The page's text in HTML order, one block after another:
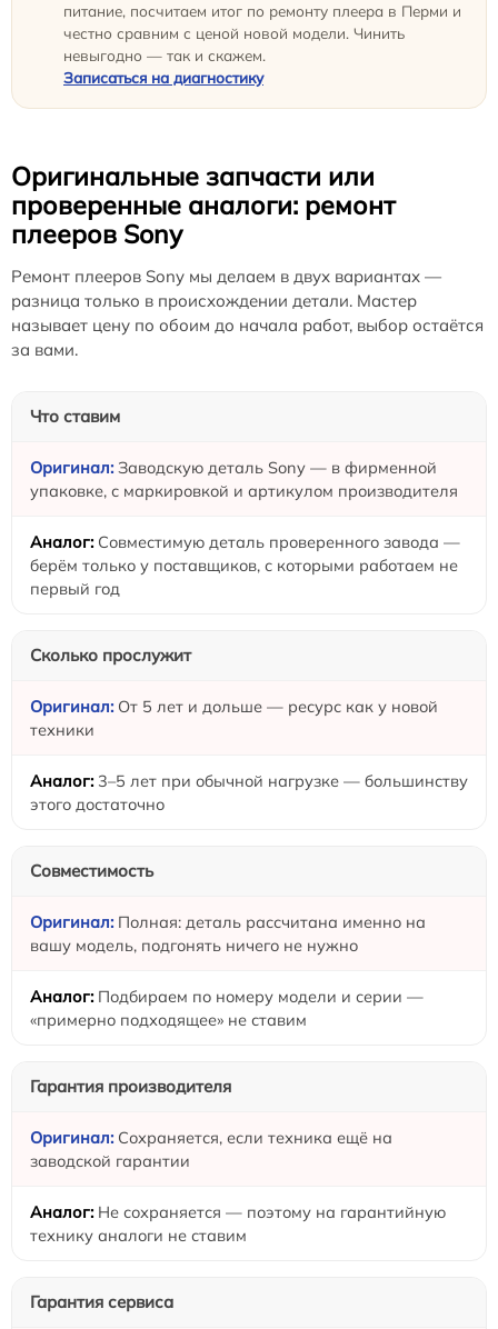
питание, посчитаем итог по ремонту плеера в Перми и
честно сравним с ценой новой модели. Чинить
невыгодно — так и скажем.
Записаться на диагностику
Оригинальные запчасти или
проверенные аналоги: ремонт
плееров Sony
Ремонт плееров Sony мы делаем в двух вариантах —
разница только в происхождении детали. Мастер
называет цену по обоим до начала работ, выбор остаётся
за вами.
Что ставим
Заводскую деталь Sony — в фирменной
упаковке, с маркировкой и артикулом производителя
Совместимую деталь проверенного завода —
берём только у поставщиков, с которыми работаем не
первый год
Сколько прослужит
От 5 лет и дольше — ресурс как у новой
техники
3–5 лет при обычной нагрузке — большинству
этого достаточно
Совместимость
Полная: деталь рассчитана именно на
вашу модель, подгонять ничего не нужно
Подбираем по номеру модели и серии —
«примерно подходящее» не ставим
Гарантия производителя
Сохраняется, если техника ещё на
заводской гарантии
Не сохраняется — поэтому на гарантийную
технику аналоги не ставим
Гарантия сервиса